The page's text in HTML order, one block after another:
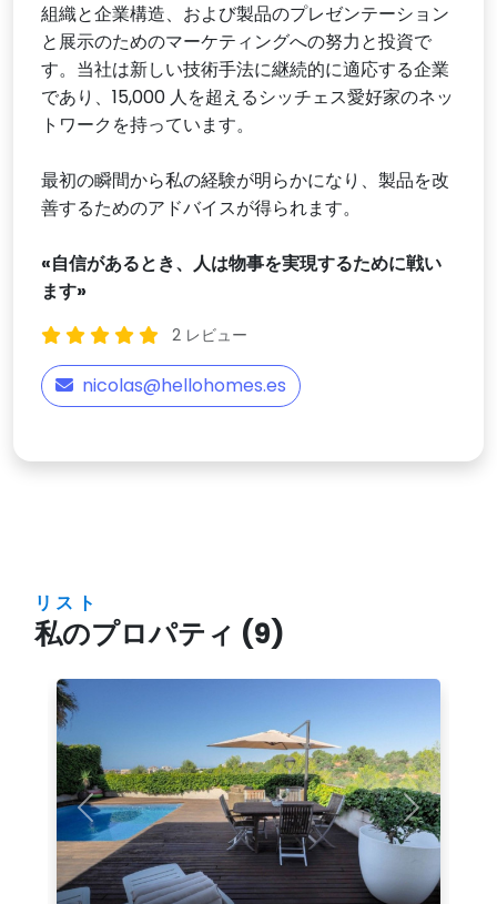
組織と企業構造、および製品のプレゼンテーション
と展示のためのマーケティングへの努力と投資で
す。当社は新しい技術手法に継続的に適応する企業
であり、15,000 人を超えるシッチェス愛好家のネッ
トワークを持っています。
最初の瞬間から私の経験が明らかになり、製品を改
善するためのアドバイスが得られます。
«自信があるとき、人は物事を実現するために戦い
ます»
2 レビュー
nicolas@hellohomes.es
リスト
私のプロパティ (9)
Previous Next